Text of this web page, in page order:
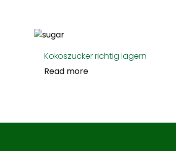
Kokoszucker richtig lagern
Read more